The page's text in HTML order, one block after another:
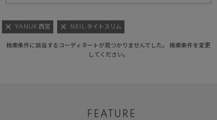
YANUK 西宮 NEIL タイトスリム
検索条件に該当するコーディネートが見つかりませんでした。 検索条件を変更
してください。
FEATURE